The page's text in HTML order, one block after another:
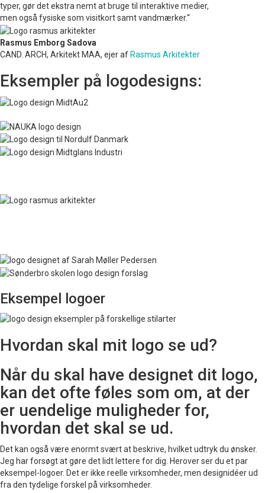
typer, gør det ekstra nemt at bruge til interaktive medier,
men også fysiske som visitkort samt vandmærker.“
Rasmus Emborg Sadova
CAND. ARCH, Arkitekt MAA, ejer afRasmus Arkitekter
Eksempler på logodesigns:
Eksempel logoer
Hvordan skal mit logo se ud?
Når du skal have designet dit logo,
kan det ofte føles som om, at der
er uendelige muligheder for,
hvordan det skal se ud.
Det kan også være enormt svært at beskrive, hvilket udtryk du ønsker.
Jeg har forsøgt at gøre det lidt lettere for dig. Herover ser du et par
eksempel-logoer. Det er ikke reelle virksomheder, men designidéer ud
fra den tydelige forskel på virksomheder.